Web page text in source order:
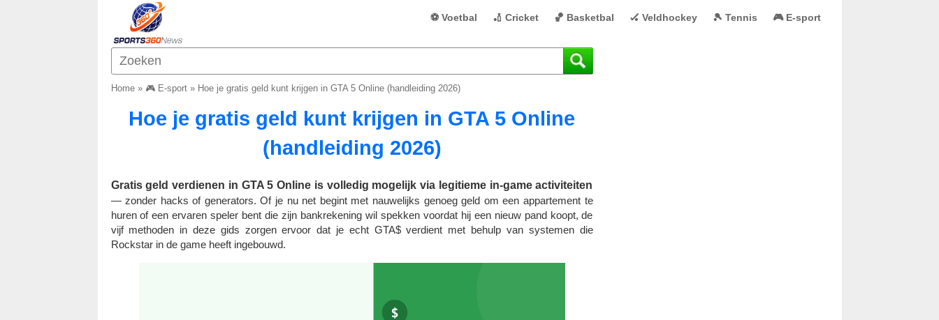
⚽ Voetbal 🏏 Cricket 🏀 Basketbal 🏑 Veldhockey 🎾 Tennis 🎮 E-sport
Home» 🎮 E-sport» Hoe je gratis geld kunt krijgen in GTA 5 Online (handleiding 2026)
Hoe je gratis geld kunt krijgen in GTA 5 Online
(handleiding 2026)
Gratis geld verdienen in GTA 5 Online is volledig mogelijk via legitieme in-game activiteiten
— zonder hacks of generators. Of je nu net begint met nauwelijks genoeg geld om een ​​appartement te
huren of een ervaren speler bent die zijn bankrekening wil spekken voordat hij een nieuw pand koopt, de
vijf methoden in deze gids zorgen ervoor dat je echt GTA$ verdient met behulp van systemen die
Rockstar in de game heeft ingebouwd.